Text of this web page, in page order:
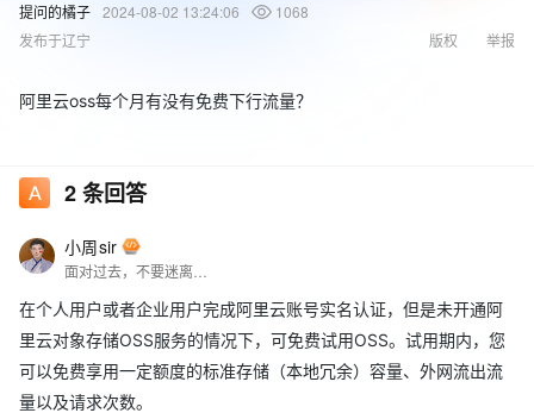
提问的橘子 2024-08-02 13:24:06
1068
发布于辽宁
举报
版权
阿里云oss每个月有没有免费下行流量？
2条回答
小周sir
在个人用户或者企业用户完成阿里云账号实名认证，但是未开通阿
里云对象存储OSS服务的情况下，可免费试用OSS。试用期内，您
可以免费享用一定额度的标准存储（本地冗余）容量、外网流出流
量以及请求次数。